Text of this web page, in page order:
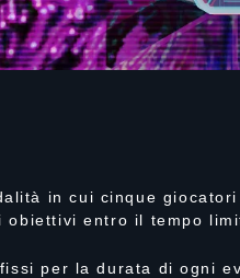
in cui cinque
entro il tempo
per la durata di ogni